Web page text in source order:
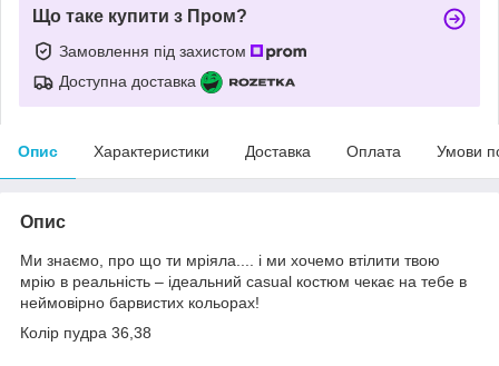
Що таке купити з Пром?
Замовлення під захистом
Доступна доставка
Опис Характеристики Доставка Оплата Умови
Опис
Ми знаємо, про що ти мріяла.... і ми хочемо втілити твою
мрію в реальність – ідеальний casual костюм чекає на тебе в
неймовірно барвистих кольорах!
Колір пудра 36,38